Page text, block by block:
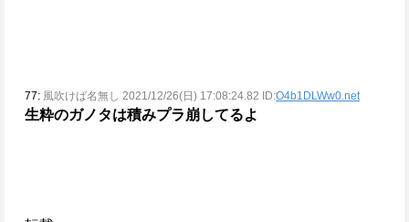
77: 風吹けば名無し 2021/12/26(日) 17:08:24.82 ID:O4b1DLWw0.net
生粋のガノタは積みプラ崩してるよ